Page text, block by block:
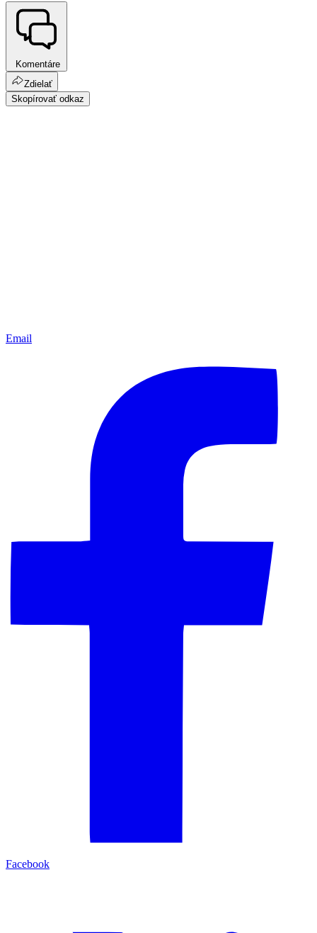
Komentáre
Zdielať
Skopírovať odkaz
Email
Facebook